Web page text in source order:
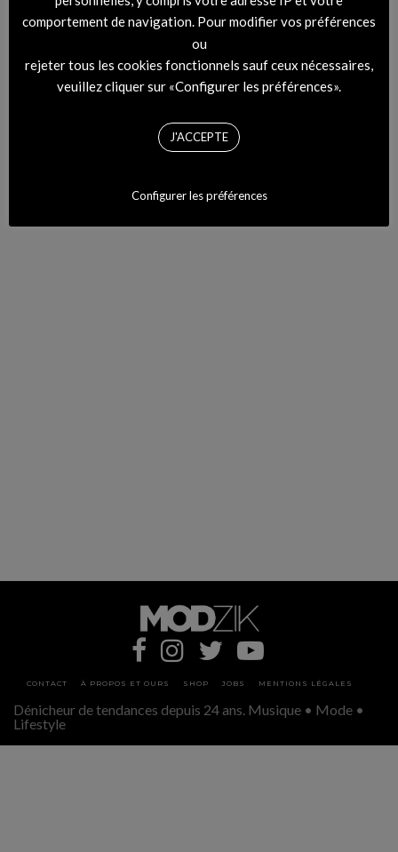
CONTACT À PROPOS ET OURS SHOP JOBS MENTIONS LÉGALES
Dénicheur de tendances depuis 24 ans. Musique • Mode •
Lifestyle
comportement de navigation. Pour modifier vos préférences
ou
rejeter tous les cookies fonctionnels sauf ceux nécessaires,
veuillez cliquer sur «Configurer les préférences».
J'ACCEPTE
Configurer les préférences